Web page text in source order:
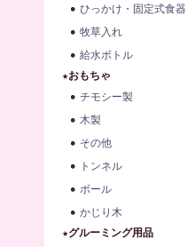
ひっかけ・固定式食器
牧草入れ
給水ボトル
★おもちゃ
チモシー製
木製
その他
トンネル
ボール
かじり木
★グルーミング用品